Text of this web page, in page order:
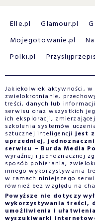
Elle.pl Glamour.pl
Mojegotowanie.pl
Polki.pl
Jakiekolwiek aktywności,
zwielokrotnianie,
treści, danych lub
serwisu oraz wszystkich
ich eksploracji,
szkolenia systemów
sztucznej inteligencjijest
uprzedniej,
serwisu – Burda Media
wyraźnej i jednoznacznej
sposób pobierania,
innego wykorzystywania
w ramach niniejszego
również bez względu na
Powyższe nie dotyczy
wykorzystywania treści,
umożliwienia i
wyszukiwarki